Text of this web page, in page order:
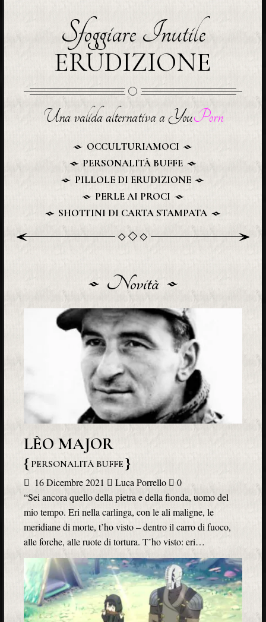
Sfoggiare Inutile
ERUDIZIONE
Una valida alternativa a YouPorn
OCCULTURIAMOCI
PERSONALITÀ BUFFE
PILLOLE DI ERUDIZIONE
PERLE AI PROCI
SHOTTINI DI CARTA STAMPATA
Novità
LÈO MAJOR
PERSONALITÀ BUFFE
16 Dicembre 2021 Luca Porrello
0
“Sei ancora quello della pietra e della fionda, uomo del
mio tempo. Eri nella carlinga, con le ali maligne, le
meridiane di morte, t’ho visto – dentro il carro di fuoco,
alle forche, alle ruote di tortura. T’ho visto: eri…